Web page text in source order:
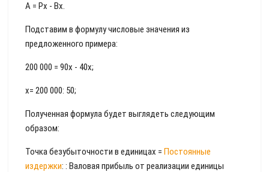
А = Рх - Вх.
Подставим в формулу числовые значения из
предложенного примера:
200 000 = 90x - 40x;
х= 200 000: 50;
Полученная формула будет выглядеть следующим
образом:
Точка безубыточности в единицах = Постоянные
издержки: : Валовая прибыль от реализации единицы